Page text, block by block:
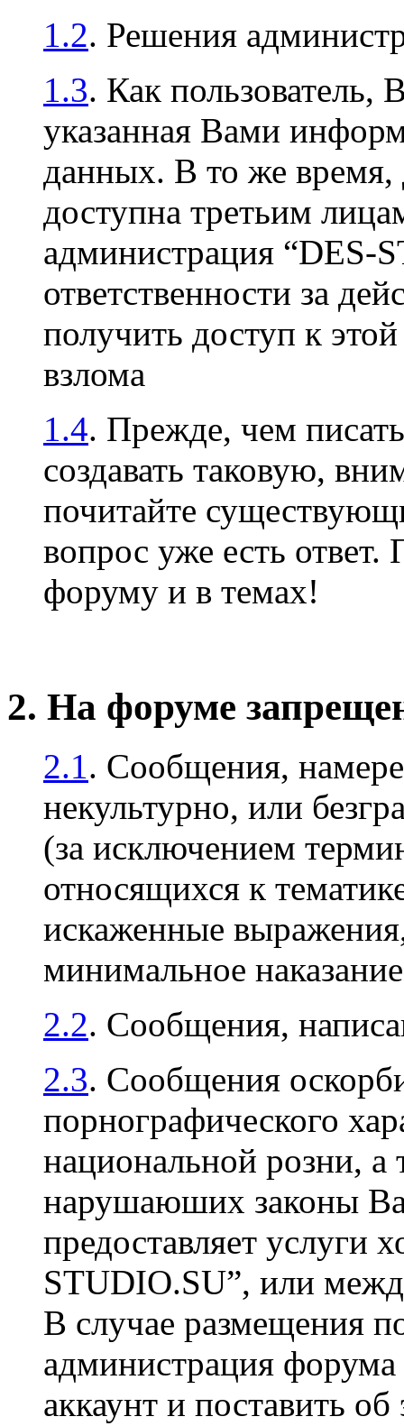
1.2. Решения
1.3. Как пользователь,
указанная Вами
данных. В то же время,
доступна третьим
администрация “DES-
ответственности за
получить доступ к
взлома
1.4. Прежде, чем
создавать таковую,
почитайте
вопрос уже есть ответ.
форуму и в темах!
2. На форуме
2.1. Сообщения,
некультурно, или
(за исключением
относящихся к
искаженные
минимальное
2.2. Сообщения,
2.3. Сообщения
порнографического
национальной розни, а
нарушаюших законы
предоставляет услуги
STUDIO.SU”, или
В случае размещения
администрация
аккаунт и поставить